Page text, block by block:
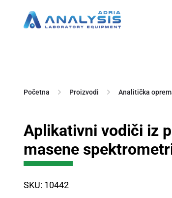
Početna Proizvodi Analitička
Aplikativni vodiči iz
masene
SKU: 10442